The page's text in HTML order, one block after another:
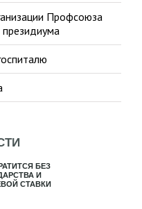
Профсоюза
БЕЗ
И
СТАВКИ